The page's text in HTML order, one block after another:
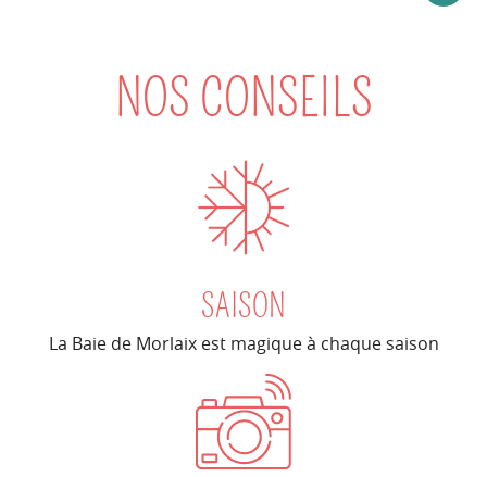
NOS CONSEILS
SAISON
La Baie de Morlaix est magique à chaque saison